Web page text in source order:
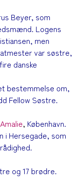
Beyer, som
Logens
men
var søstre,
danske
bestemmelse om,
Fellow Søstre.
, København.
i Hersegade, som
og 17 brødre.